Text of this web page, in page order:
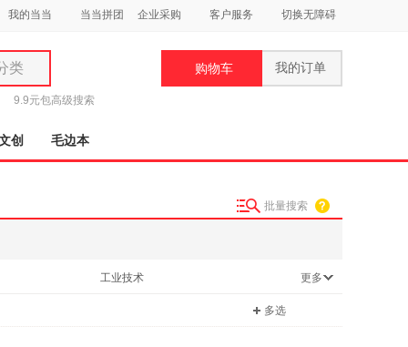
我的当当 当当拼团 企业采购 客户服务 切换无障碍
类
9.9元包高级搜索
购物车 我的订单
创 毛边本
批量搜索
工业技术
更多
多选